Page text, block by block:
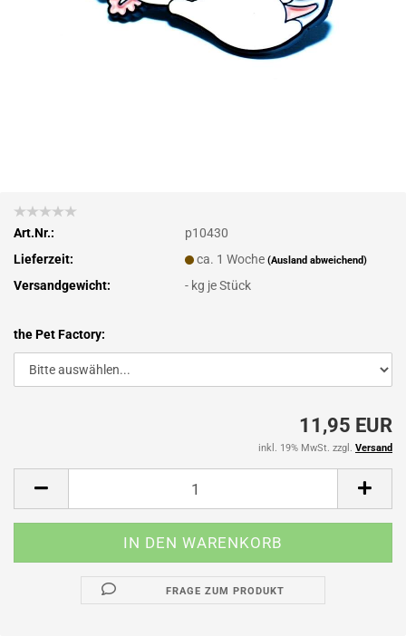
Art.Nr.:
p10430
Lieferzeit:
ca. 1 Woche(Ausland abweichend)
Versandgewicht: - kg je Stück
the Pet Factory:
11,95 EUR
inkl. 19% MwSt. zzgl. Versand
FRAGE ZUM PRODUKT